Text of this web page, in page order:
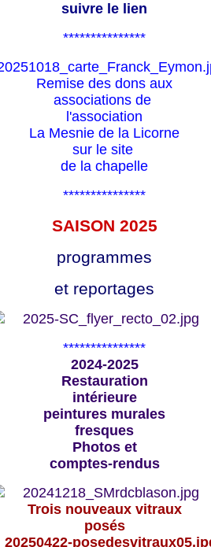
suivre le lien
***************
Remise des dons aux
associations de
l'association
La Mesnie de la Licorne
sur le site
de la chapelle
***************
SAISON 2025
programmes
et reportages
***************
2024-2025
Restauration
intérieure
peintures murales
fresques
Photos et
comptes-rendus
Trois nouveaux vitraux
posés